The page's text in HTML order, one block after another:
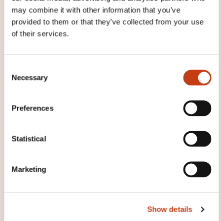
may combine it with other information that you’ve
provided to them or that they’ve collected from your use
of their services.
Necessary
Preferences
Statistical
Marketing
Show details
THESE COURSES MIGHT
INTEREST YOU
DE
l'habilitation électrique
qualifié (agréé par l'AAA)